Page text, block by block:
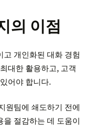
의 이점
개인화된 대화 경험
대한 활용하고, 고객
어야 합니다.
원팀에 쇄도하기 전에
절감하는 데 도움이